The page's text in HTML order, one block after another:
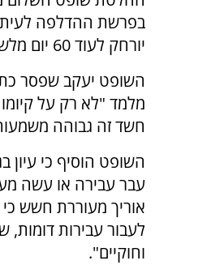
בפרשת ההדלפה
יורחק לעוד 60 יום מלשכת רה"מ.
השופט יעקב שפסר
מלמד "לא רק על
חשד זה גבוהה
השופט הוסיף כי
עבר עבירה או עשה
אוריך מעוררת חשש
לעבור עבירות דומות,
וחוקיים".